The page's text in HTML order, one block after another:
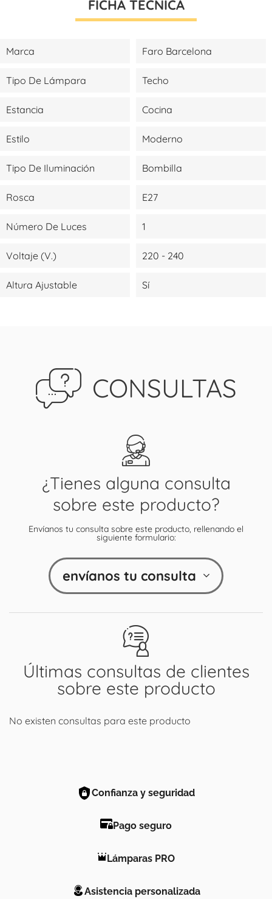
FICHA TÉCNICA
Marca Faro Barcelona
Tipo De Lámpara Techo
Estancia Cocina
Estilo Moderno
Tipo De Iluminación Bombilla
Rosca E27
Número De Luces 1
Voltaje (V.) 220 - 240
Altura Ajustable Sí
CONSULTAS
Últimas consultas de clientes
sobre este producto
No existen consultas para este producto
¿Tienes alguna consulta
sobre este producto?
Envíanos tu consulta sobre este producto, rellenando el
siguiente formulario:
envíanos tu consulta
Confianza y seguridad
Pago seguro
Lámparas PRO
Asistencia personalizada